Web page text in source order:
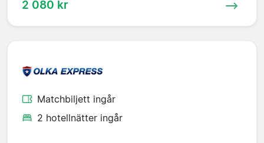
2 080 kr
Matchbiljett ingår
2 hotellnätter ingår